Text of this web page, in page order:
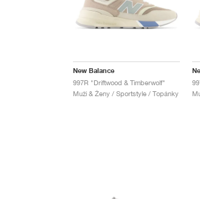
New Balance
997R "Driftwood & Timberwolf"
Muži & Ženy / Sportstyle / Topánky